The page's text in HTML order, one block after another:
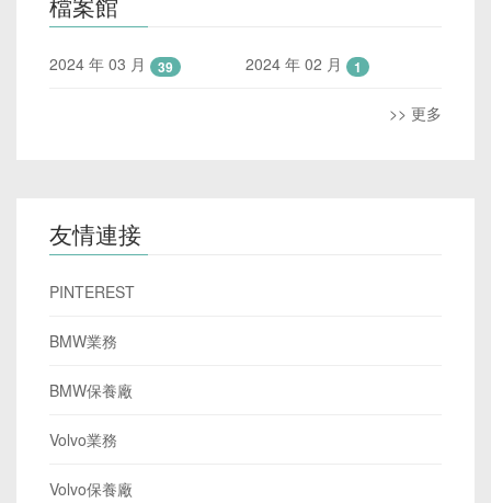
2024 年 03 月 39 2024 年 02 月 1
>> 更多
友情連接
PINTEREST
BMW業務
BMW保養廠
Volvo業務
Volvo保養廠